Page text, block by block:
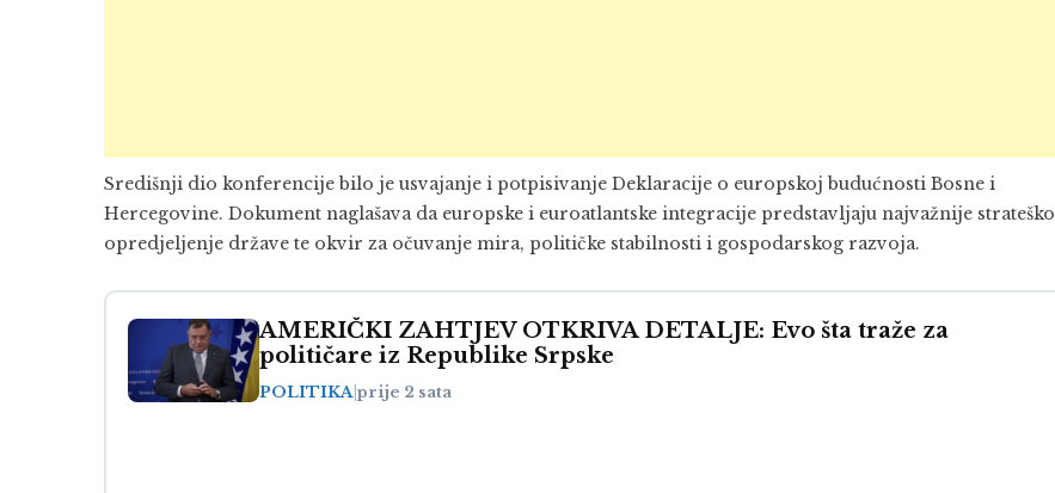
Središnji dio konferencije bilo je usvajanje i potpisivanje Deklaracije o europskoj budućnosti Bosne i
Hercegovine. Dokument naglašava da europske i euroatlantske integracije predstavljaju najvažnije strateško
opredjeljenje države te okvir za očuvanje mira, političke stabilnosti i gospodarskog razvoja.
AMERIČKI ZAHTJEV OTKRIVA DETALJE: Evo šta traže za
političare iz Republike Srpske
POLITIKAprije 2 sata